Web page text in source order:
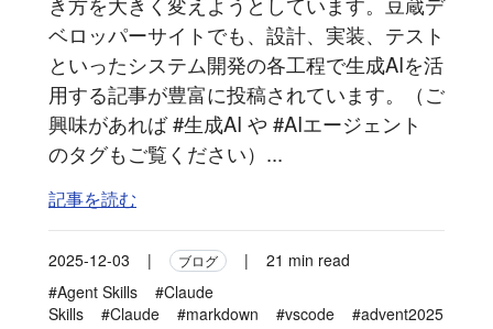
ベロッパーサイトでも、設計、実装、テスト
といったシステム開発の各工程で生成AIを活
用する記事が豊富に投稿されています。（ご
興味があれば #生成AI や #AIエージェント
のタグもご覧ください）...
記事を読む
2025-12-03 | ブログ |
21 min read
#Agent Skills
#Claude
Skills
#Claude #markdown #vscode #advent2025